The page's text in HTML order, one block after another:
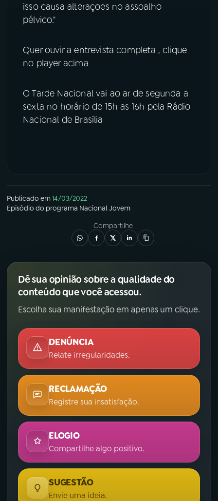
isso causa alteraçoes no assoalho
pélvico."
Quer ouvir a entrevista completa , clique
no player acima
O Tarde Nacional vai ao ar de segunda a
sexta no horário de 15h as 16h pela Rádio
Nacional de Brasília
Publicado em14/03/2022
Episódio do programa Nacional Jovem
Compartilhe
Dê sua opinião sobre a qualidade do
conteúdo que você acessou.
Escolha sua manifestação em apenas um clique.
DENÚNCIA
Relate irregularidades.
RECLAMAÇÃO
Registre sua insatisfação.
ELOGIO
Compartilhe algo positivo.
SUGESTÃO
Envie uma ideia.